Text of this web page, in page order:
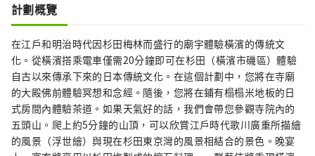
道和露天茶道，然後欣賞橫濱藝伎的歌舞，並享
用使用日本木料製成的懷石料理。杉田李子。 這
次，我們專門為以下居住在日本的外國人尋找每
門課程3對，以便在橫濱舉辦體驗監視器，因此
請使用Google表格進行申請。 申請僅限於居住
在日本並確定參加的外國人。 中獎後請勿取消。
◆免費監測方案 1. 與杉田李子一起生活 使用杉
田李子的烹飪體驗 【1月11日（星期四）】素食
x杉田梅【3對】 [1月13日星期六]藥膳中餐x杉田
計劃概覽
在江戶和明治時代因杉田梅林而盛行的廟宇體驗橫濱的傳統文
化。從橫濱搭乘電車僅需20分鐘即可在杉田（橫濱市磯區）體驗
自古以來傳承下來的日本傳統文化。在這個計劃中，您將在寺廟
的大殿佛前體驗冥想和念經。隨後，您將在鋪有榻榻米地板的日
式房間內體驗茶道。如果天氣好的話，我們會帶您參觀寺院內的
五頭山。爬上約5分鐘的山頂，可以欣賞江戶時代歌川廣重所描繪
的風景（浮世繪）與現在杉田東京灣的風景相結合的景色。晚宴